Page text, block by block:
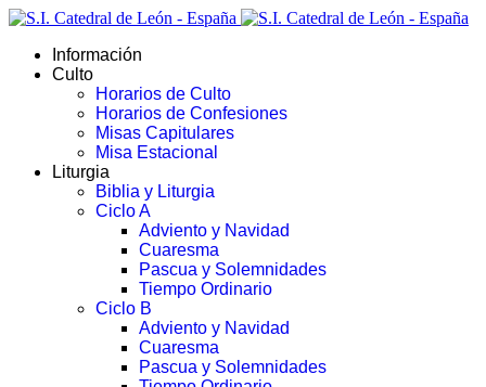
Información
Culto
Horarios de Culto
Horarios de Confesiones
Misas Capitulares
Misa Estacional
Liturgia
Biblia y Liturgia
Ciclo A
Adviento y Navidad
Cuaresma
Pascua y Solemnidades
Tiempo Ordinario
Ciclo B
Adviento y Navidad
Cuaresma
Pascua y Solemnidades